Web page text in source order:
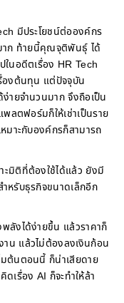
มีประโยชน์ต่อองค์กร
าก ท้ายนี้คุณจุติพันธุ์ ได้
นอดีตเรื่อง HR Tech
องต้นทุน แต่ปัจจุบัน
ายจำนวนมาก จึงถือเป็น
พลตฟอร์มก็ให้เช่าเป็นราย
มาะกับองค์กรก็สามารถ
ะมิติที่ต้องใช้ได้แล้ว ยังมี
หรับธุรกิจขนาดเล็กอีก
ลังได้ง่ายขึ้น แล้วราคาก็
น แล้วไม่ต้องลงเงินก้อน
ต้นตอนนี้ ก็น่าเสียดาย
เรื่อง AI ก็จะทำให้ล้า